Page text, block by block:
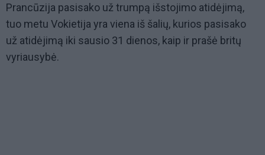
Prancūzija pasisako už trumpą išstojimo atidėjimą,
tuo metu Vokietija yra viena iš šalių, kurios pasisako
už atidėjimą iki sausio 31 dienos, kaip ir prašė britų
vyriausybė.